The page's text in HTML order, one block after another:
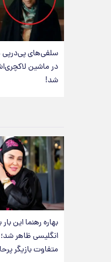
سلفی‌های پی‌درپی
در ماشین
شد!
بهاره رهنما این
انگلیسی ظاهر
متفاوت بازیگر